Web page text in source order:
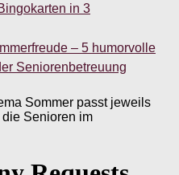
in 3
– 5 humorvolle
Seniorenbetreuung
Sommer passt jeweils
Senioren im